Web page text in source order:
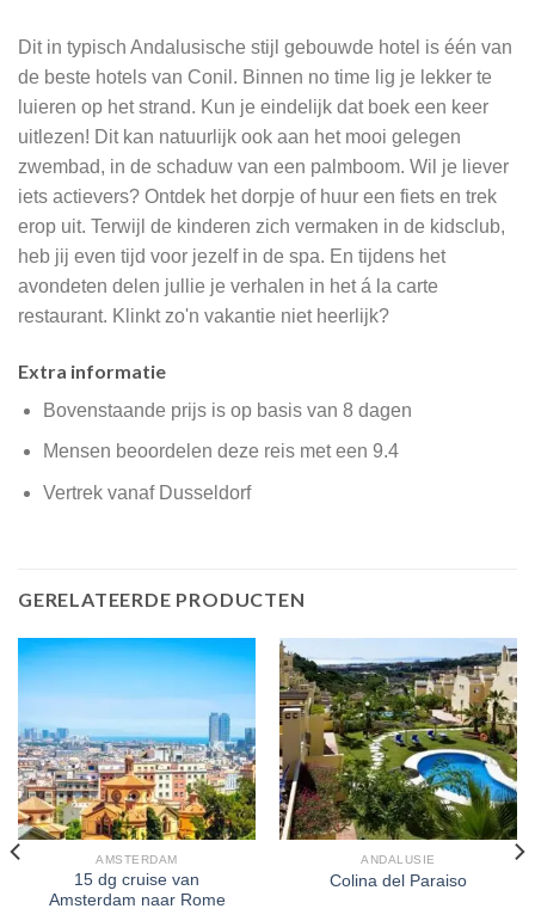
Dit in typisch Andalusische stijl gebouwde hotel is één van
de beste hotels van Conil. Binnen no time lig je lekker te
luieren op het strand. Kun je eindelijk dat boek een keer
uitlezen! Dit kan natuurlijk ook aan het mooi gelegen
zwembad, in de schaduw van een palmboom. Wil je liever
iets actievers? Ontdek het dorpje of huur een fiets en trek
erop uit. Terwijl de kinderen zich vermaken in de kidsclub,
heb jij even tijd voor jezelf in de spa. En tijdens het
avondeten delen jullie je verhalen in het á la carte
restaurant. Klinkt zo'n vakantie niet heerlijk?
Extra informatie
Bovenstaande prijs is op basis van 8 dagen
Mensen beoordelen deze reis met een 9.4
Vertrek vanaf Dusseldorf
GERELATEERDE PRODUCTEN
AMSTERDAM
15 dg cruise van
Amsterdam naar Rome
ANDALUSIE
Colina del Paraiso